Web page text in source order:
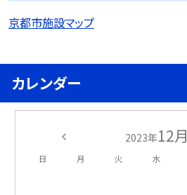
京都市施設マップ
カレンダー
2023年12月
日 月 火 水